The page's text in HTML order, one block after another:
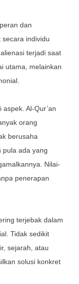
dan
individu
terjadi saat
utama, melainkan
Al-Qur’an
orang
berusaha
pula ada yang
Nilai-
penerapan
terjebak dalam
Tidak sedikit
sejarah, atau
solusi konkret